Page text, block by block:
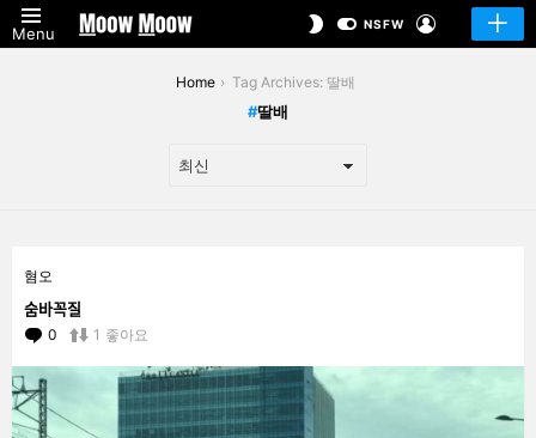
Menu
SWITCHNSFW
Home Tag Archives: 딸배
딸배
STORIES
혐오
숨바꼭질
0 Comments
1 좋아요